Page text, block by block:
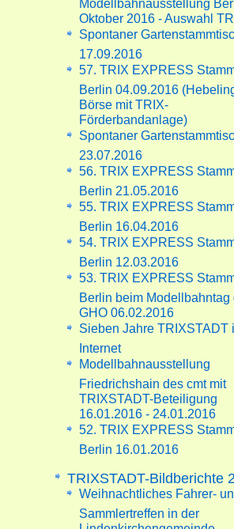
Oktober 2016 - Auswahl
Spontaner
17.09.2016
57. TRIX EXPRESS
Berlin 04.09.2016
Börse mit TRIX-
Förderbandanlage)
Spontaner
23.07.2016
56. TRIX EXPRESS
Berlin 21.05.2016
55. TRIX EXPRESS
Berlin 16.04.2016
54. TRIX EXPRESS
Berlin 12.03.2016
53. TRIX EXPRESS
Berlin beim Modellbahntag
GHO 06.02.2016
Sieben Jahre TRIXSTADT
Internet
Modellbahnausstellung
Friedrichshain des cmt mit
TRIXSTADT-Beteiligung
16.01.2016 - 24.01.2016
52. TRIX EXPRESS
Berlin 16.01.2016
TRIXSTADT-Bildberichte
Weihnachtliches Fahrer-
Sammlertreffen in der
Lindenkirchengemeinde